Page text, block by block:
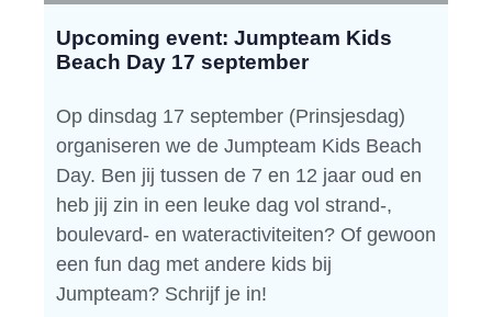
Upcoming event: Jumpteam Kids
Beach Day 17 september
Op dinsdag 17 september (Prinsjesdag)
organiseren we de Jumpteam Kids Beach
Day. Ben jij tussen de 7 en 12 jaar oud en
heb jij zin in een leuke dag vol strand-,
boulevard- en wateractiviteiten? Of gewoon
een fun dag met andere kids bij
Jumpteam? Schrijf je in!